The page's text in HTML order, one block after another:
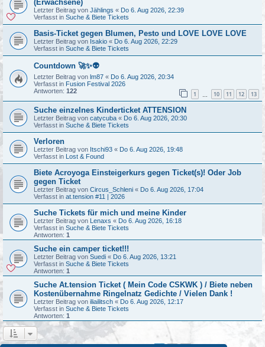
(Erwachsene)
Letzter Beitrag von Jählings « Do 6. Aug 2026, 22:39
Verfasst in Suche & Biete Tickets
Basis-Ticket gegen Blumen, Pesto und LOVE LOVE LOVE
Letzter Beitrag von Isakio « Do 6. Aug 2026, 22:29
Verfasst in Suche & Biete Tickets
Countdown 🚀✨👽
Letzter Beitrag von lm87 « Do 6. Aug 2026, 20:34
Verfasst in Fusion Festival 2026
Antworten: 122 1 10 11 12 13
Suche einzelnes Kinderticket ATTENSION
Letzter Beitrag von catycuba « Do 6. Aug 2026, 20:30
Verfasst in Suche & Biete Tickets
Verloren
Letzter Beitrag von Itschi93 « Do 6. Aug 2026, 19:48
Verfasst in Lost & Found
Biete Acroyoga Einsteigerkurs gegen Ticket(s)! Oder Job
gegen Ticket
Letzter Beitrag von Circus_Schleni « Do 6. Aug 2026, 17:04
Verfasst in at.tension #11 | 2026
Suche Tickets für mich und meine Kinder
Letzter Beitrag von Lenaxs « Do 6. Aug 2026, 16:18
Verfasst in Suche & Biete Tickets
Antworten: 1
Suche ein camper ticket!!!
Letzter Beitrag von Suedi « Do 6. Aug 2026, 13:21
Verfasst in Suche & Biete Tickets
Antworten: 1
Suche At.tension Ticket ( Mein Code CSKWK ) / Biete neben
Kostenübernahme Ringelnatz Gedichte / Vielen Dank !
Letzter Beitrag von iliailitsch « Do 6. Aug 2026, 12:17
Verfasst in Suche & Biete Tickets
Antworten: 1